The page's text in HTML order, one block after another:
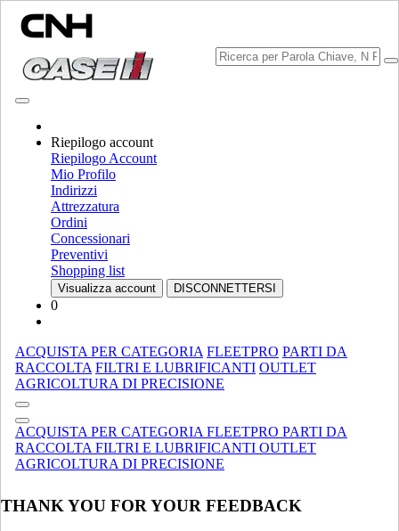
Riepilogo account
Riepilogo Account
Mio Profilo
Indirizzi
Attrezzatura
Ordini
Concessionari
Preventivi
Shopping list
Visualizza account DISCONNETTERSI
0
ACQUISTA PER CATEGORIA FLEETPRO PARTI DA
RACCOLTA FILTRI E LUBRIFICANTI OUTLET
AGRICOLTURA DI PRECISIONE
ACQUISTA PER CATEGORIA FLEETPRO PARTI DA
RACCOLTA FILTRI E LUBRIFICANTI OUTLET
AGRICOLTURA DI PRECISIONE
THANK YOU FOR YOUR FEEDBACK
Scegli Brand
Chiudi il menu
ATTREZZATURA
ATTREZZATURA
MOVIMENTAZIONE MATERIALE
Miscelatori Di Materiale Frantumato Miscelatori Di Materiale
Frantumato
Mini Pale Mini Pale
Pale Caricatrici Cingolate Compatte
Spandiletame Spandiletame
Specializzati Specializzati
TRATTORI